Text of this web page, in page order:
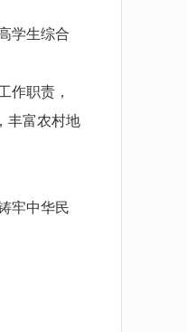
学生综合
作职责，
丰富农村地
牢中华民